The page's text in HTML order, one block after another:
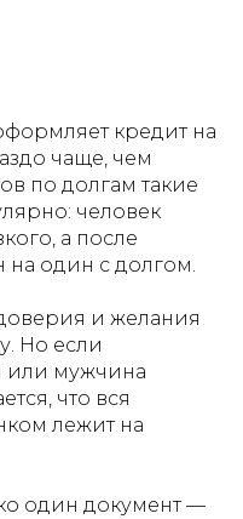
кредит на
чаще, чем
по долгам такие
человек
а после
на один с долгом.
и желания
Но если
или мужчина
что вся
лежит на
один документ —